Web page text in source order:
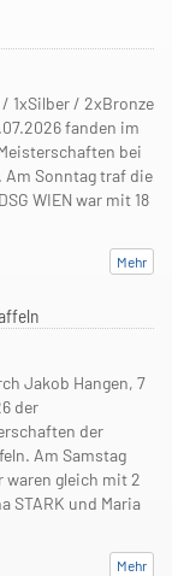
1xSilber / 2xBronze
fanden im
bei
Sonntag traf die
WIEN war mit 18
Mehr
Jakob Hangen, 7
der
der
Am Samstag
waren gleich mit 2
STARK und Maria
Mehr